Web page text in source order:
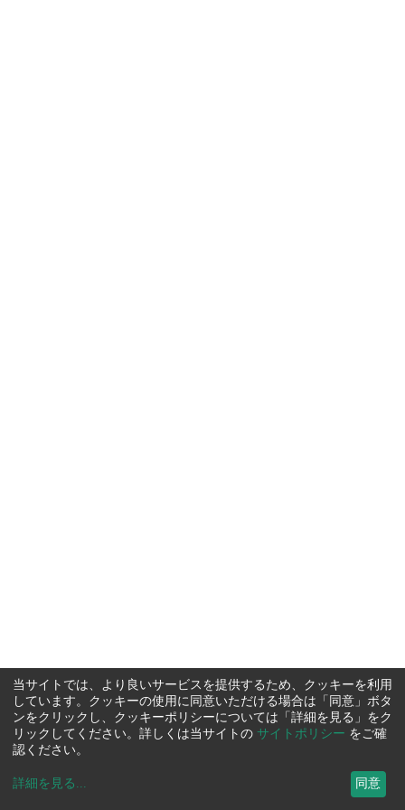
当サイトでは、より良いサービスを提供するため、クッキーを利用
しています。クッキーの使用に同意いただける場合は「同意」ボタ
ンをクリックし、クッキーポリシーについては「詳細を見る」をク
リックしてください。詳しくは当サイトの サイトポリシー をご確
認ください。
詳細を見る ... 同意